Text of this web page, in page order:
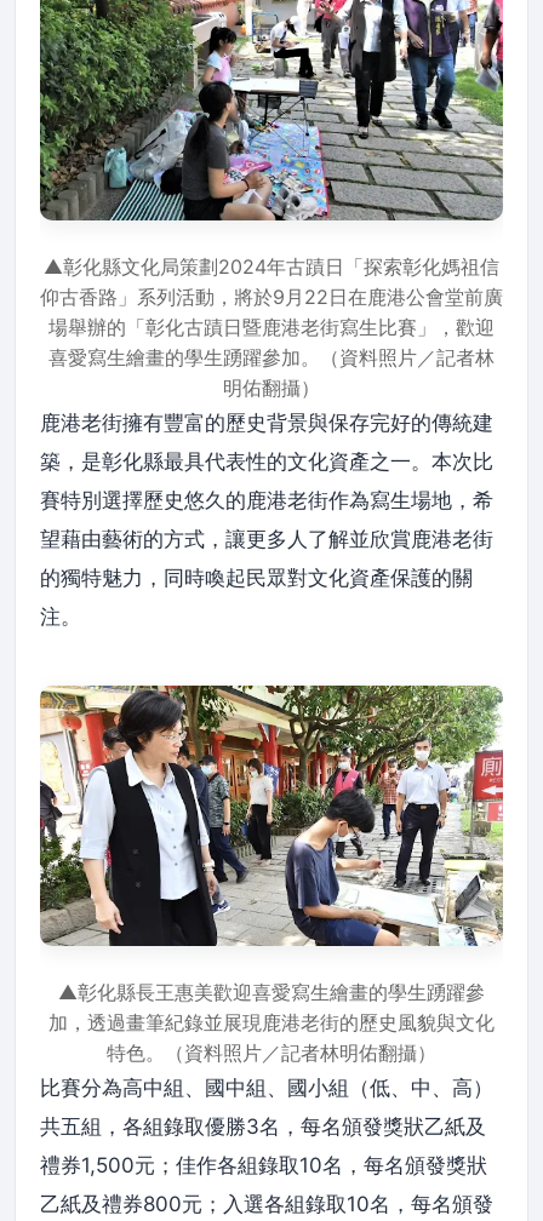
▲彰化縣文化局策劃2024年古蹟日「探索彰化媽祖信
仰古香路」系列活動，將於9月22日在鹿港公會堂前廣
場舉辦的「彰化古蹟日暨鹿港老街寫生比賽」，歡迎
喜愛寫生繪畫的學生踴躍參加。（資料照片／記者林
明佑翻攝）
鹿港老街擁有豐富的歷史背景與保存完好的傳統建
築，是彰化縣最具代表性的文化資產之一。本次比
賽特別選擇歷史悠久的鹿港老街作為寫生場地，希
望藉由藝術的方式，讓更多人了解並欣賞鹿港老街
的獨特魅力，同時喚起民眾對文化資產保護的關
注。
▲彰化縣長王惠美歡迎喜愛寫生繪畫的學生踴躍參
加，透過畫筆紀錄並展現鹿港老街的歷史風貌與文化
特色。（資料照片／記者林明佑翻攝）
比賽分為高中組、國中組、國小組（低、中、高）
共五組，各組錄取優勝3名，每名頒發獎狀乙紙及
禮券1,500元；佳作各組錄取10名，每名頒發獎狀
乙紙及禮券800元；入選各組錄取10名，每名頒發